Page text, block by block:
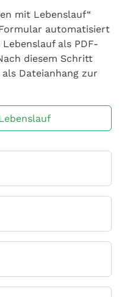
mit Lebenslauf“
automatisiert
als PDF-
diesem Schritt
Dateianhang zur